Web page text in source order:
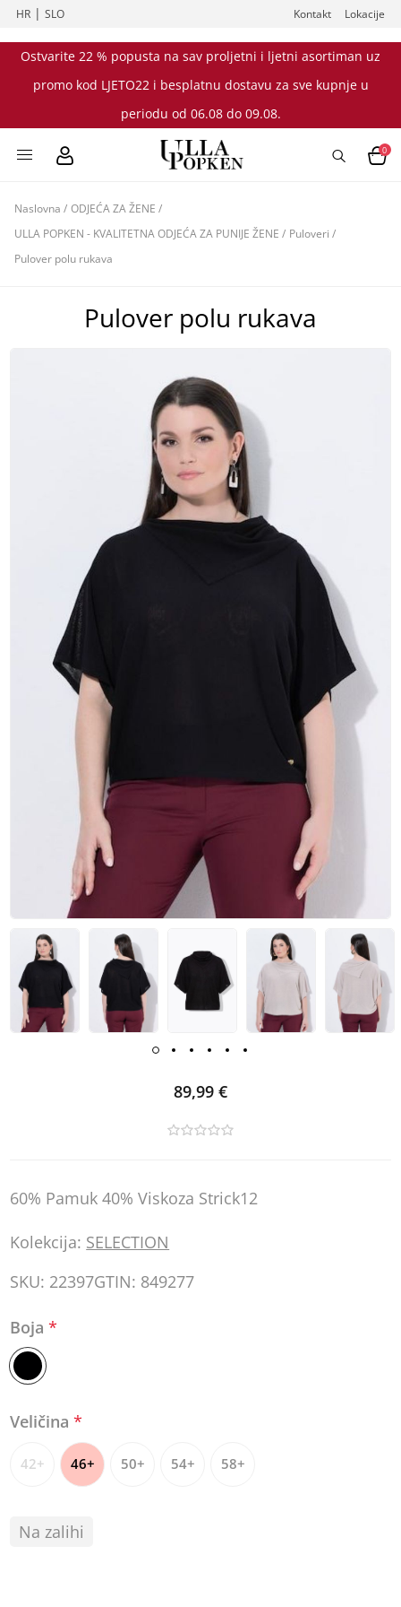
HR |SLO Kontakt Lokacije
Ostvarite 22 % popusta na sav proljetni i ljetni asortiman uz
promo kod LJETO22 i besplatnu dostavu za sve kupnje u
periodu od 06.08 do 09.08.
0
Naslovna / ODJEĆA ZA ŽENE /
ULLA POPKEN - KVALITETNA ODJEĆA ZA PUNIJE ŽENE / Puloveri /
Pulover polu rukava
Pulover polu rukava
89,99 €
60% Pamuk 40% Viskoza Strick12
Kolekcija: SELECTION
SKU: 22397GTIN: 849277
Boja*
Veličina*
42+ 46+ 50+ 54+ 58+
Na zalihi